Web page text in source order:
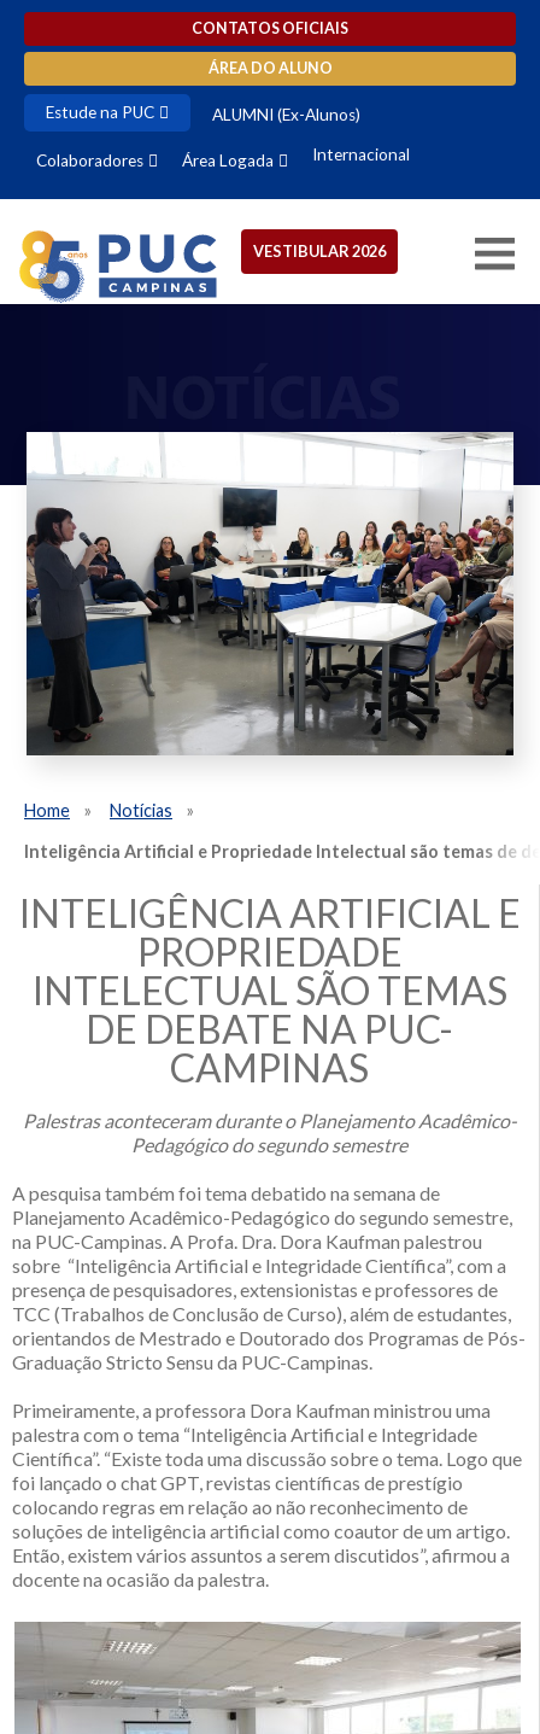
CONTATOS OFICIAIS
ÁREA DO ALUNO
Estude na PUC ALUMNI (Ex-Alunos)
Colaboradores Área Logada Internacional
VESTIBULAR 2026
Home
Notícias
Inteligência Artificial e Propriedade Intelectual são temas de
INTELIGÊNCIA ARTIFICIAL E
PROPRIEDADE
INTELECTUAL SÃO TEMAS
DE DEBATE NA PUC-
CAMPINAS
Palestras aconteceram durante o Planejamento Acadêmico-
Pedagógico do segundo semestre
A pesquisa também foi tema debatido na semana de
Planejamento Acadêmico-Pedagógico do segundo semestre,
na PUC-Campinas. A Profa. Dra. Dora Kaufman palestrou
sobre “Inteligência Artificial e Integridade Científica”, com a
presença de pesquisadores, extensionistas e professores de
TCC (Trabalhos de Conclusão de Curso), além de estudantes,
orientandos de Mestrado e Doutorado dos Programas de Pós-
Graduação Stricto Sensu da PUC-Campinas.
Primeiramente, a professora Dora Kaufman ministrou uma
palestra com o tema “Inteligência Artificial e Integridade
Científica”. “Existe toda uma discussão sobre o tema. Logo que
foi lançado o chat GPT, revistas científicas de prestígio
colocando regras em relação ao não reconhecimento de
soluções de inteligência artificial como coautor de um artigo.
Então, existem vários assuntos a serem discutidos”, afirmou a
docente na ocasião da palestra.